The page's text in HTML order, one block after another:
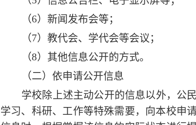
（6）新闻发布会等；
（7）教代会、学代会等会议；
（8）其他信息公开的方式。
（二）依申请公开信息
学校除上述主动公开的信息以外，公
学习、科研、工作等特殊需要，向本校申